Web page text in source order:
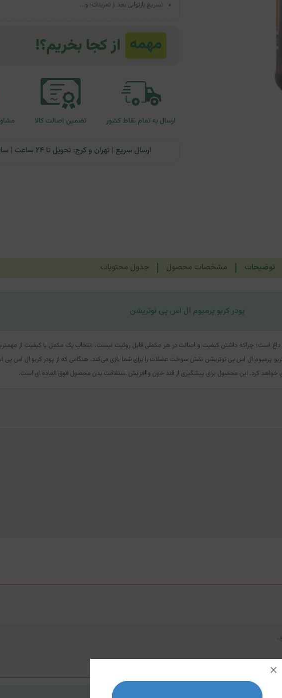
تسریع بازتوانی بعد از تمرینات؛ و...
ارسال به تمام نقاط کشور تضمین اصالت کالا
ارسال سریع | تهران و کرج: تحویل تا ۲۴ ساعت | سایر نقاط ایران: ارسال سریع به پست
توضیحات مشخصات محصول جدول محتویات
پودر کربو پرمیوم ال اس پی نوتریشن
است؛ چراکه داشتن کیفیت و اصالت در هر مکملی قابل روئیت نیست. انتخاب یک مکمل با کیفیت از
پرمیوم ال اس پی نوتریشن نقش سوخت عضلات را برای شما بازی می‌کند. هنگامی که از پودر کربو ال اس پی
خواهد کرد. این محصول برای پیشگیری از قند خون و افزایش استقامت بدن محصول فوق العاده ای است.